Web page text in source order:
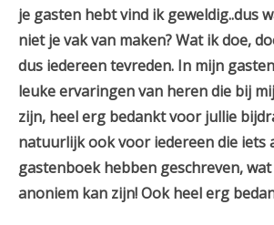
je gasten hebt vind ik geweldig..dus
niet je vak van maken? Wat ik doe,
dus iedereen tevreden. In mijn
leuke ervaringen van heren die bij
zijn, heel erg bedankt voor jullie
natuurlijk ook voor iedereen die iets
gastenboek hebben geschreven,
anoniem kan zijn! Ook heel erg